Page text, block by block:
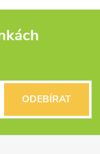
ODEBÍRAT